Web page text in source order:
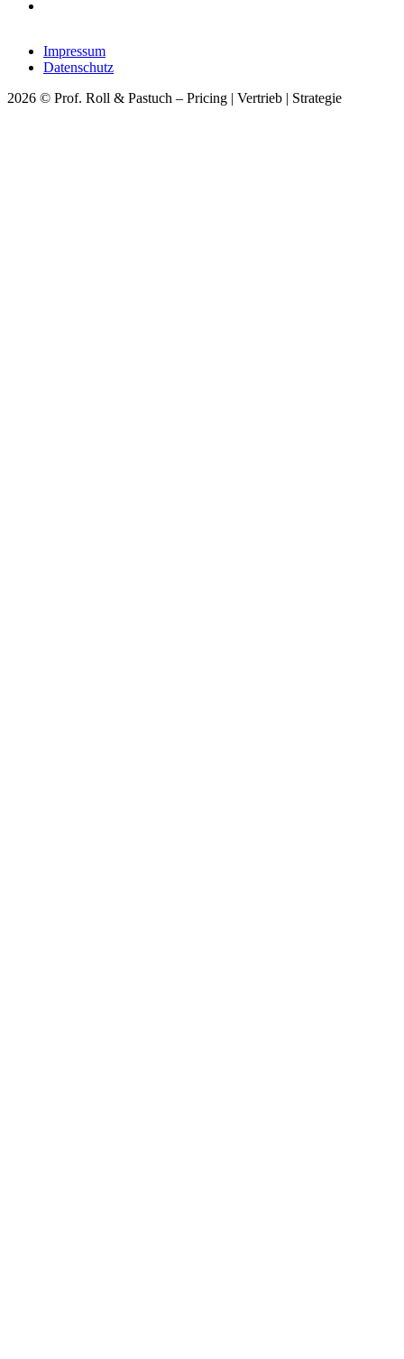
Impressum
Datenschutz
2026 © Prof. Roll & Pastuch – Pricing | Vertrieb | Strategie